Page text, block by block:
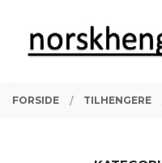
innholdet
PRODUKTER
FORSIDE TILHENGERE